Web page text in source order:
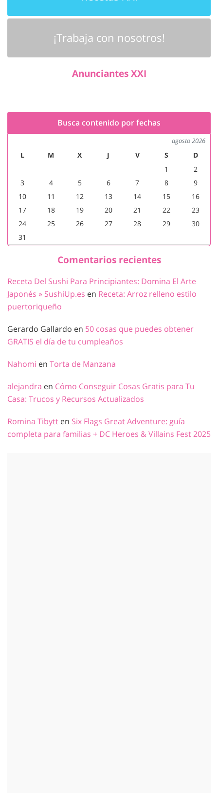
¡Trabaja con nosotros!
Anunciantes XXI
Busca contenido por fechas
agosto 2026
L M X J V S
D
1
2
3
4 5 6 7 8
9
10
11 12 13 14 15
16
17
18 19 20 21 22
23
24
25 26 27 28 29
30
31
Comentarios recientes
Receta Del Sushi Para Principiantes: Domina El Arte
Japonés » SushiUp.es en Receta: Arroz relleno estilo
puertoriqueño
Gerardo Gallardo en 50 cosas que puedes obtener
GRATIS el día de tu cumpleaños
Nahomi en Torta de Manzana
alejandra en Cómo Conseguir Cosas Gratis para Tu
Casa: Trucos y Recursos Actualizados
Romina Tibytt en Six Flags Great Adventure: guía
completa para familias + DC Heroes & Villains Fest 2025